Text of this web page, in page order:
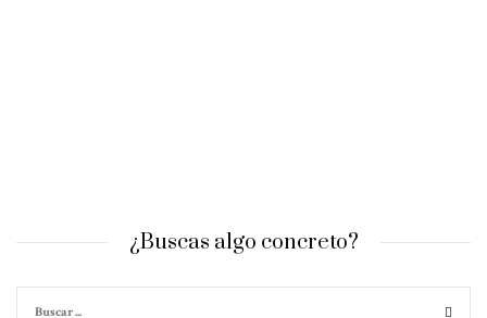
¿Buscas algo concreto?